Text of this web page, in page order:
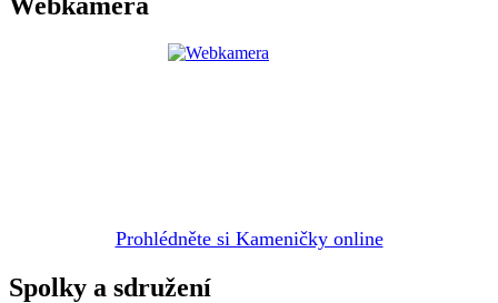
Prohlédněte si Kameničky online
Spolky a sdružení